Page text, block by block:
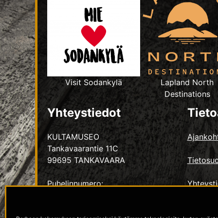
Visit Sodankylä
Lapland North
Destinations
Yhteystiedot
KULTAMUSEO
Tankavaarantie 11C
99695 TANKAVAARA
Puhelinnumero: